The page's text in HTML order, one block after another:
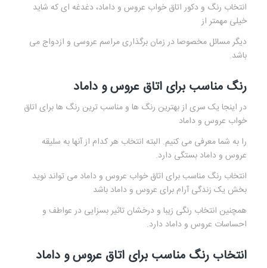
انتخاب رنگ و دکور اتاق خواب عروس و داماد، دغدغه ای که شاید
خیلی مهمتر از
دیگر مسائل مخصوصا در زمان برگذاری مراسم عروسی و ازدواج می
باشد.
رنگ مناسب برای اتاق عروس و داماد
در اینجا یک سری از بهترین رنگ ها و مناسب ترین رنگ ها برای اتاق
خواب عروس و داماد
را به شما معرفی می کنیم. البته انتخاب هر کدام از آنها به سلیقه
عروس و داماد بستگی دارد.
انتخاب رنگ مناسب برای اتاق خواب عروس و داماد می تواند نوید
بخش یک زندگی آرام برای عروس و داماد باشد
همچنین انتخاب رنگی زیبا و درخشان تاثیر بسزایی در عواطف و
احساسات عروس و داماد دارد.
انتخاب رنگ مناسب برای اتاق عروس و داماد